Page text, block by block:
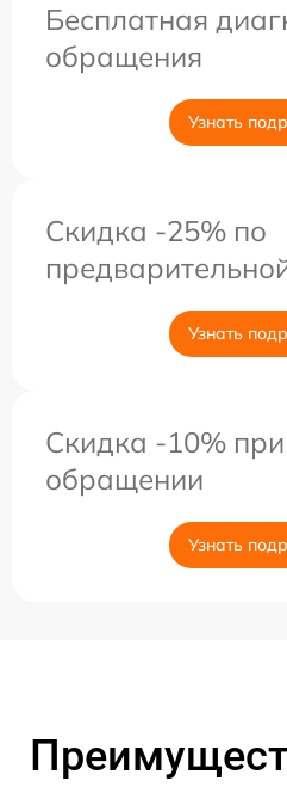
Бесплатная
обращения
Узнать
Скидка -25% по
Узнать
Скидка -10%
обращении
Узнать